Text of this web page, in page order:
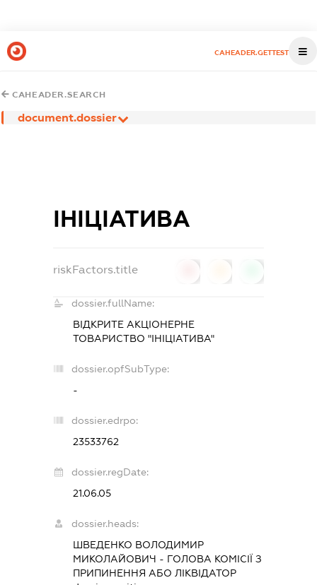
CAHEADER.GETTEST
CAHEADER.SEARCH
document.dossier
ІНІЦІАТИВА
riskFactors.title
dossier.fullName:
ВІДКРИТЕ АКЦІОНЕРНЕ
ТОВАРИСТВО "ІНІЦІАТИВА"
dossier.opfSubType:
-
dossier.edrpo:
23533762
dossier.regDate:
21.06.05
dossier.heads:
ШВЕДЕНКО ВОЛОДИМИР
МИКОЛАЙОВИЧ - ГОЛОВА КОМІСІЇ З
ПРИПИНЕННЯ АБО ЛІКВІДАТОР